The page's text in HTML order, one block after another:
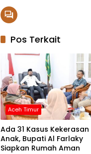
Pos Terkait
Aceh Timur
Ada 31 Kasus Kekerasan
Anak, Bupati Al Farlaky
Siapkan Rumah Aman